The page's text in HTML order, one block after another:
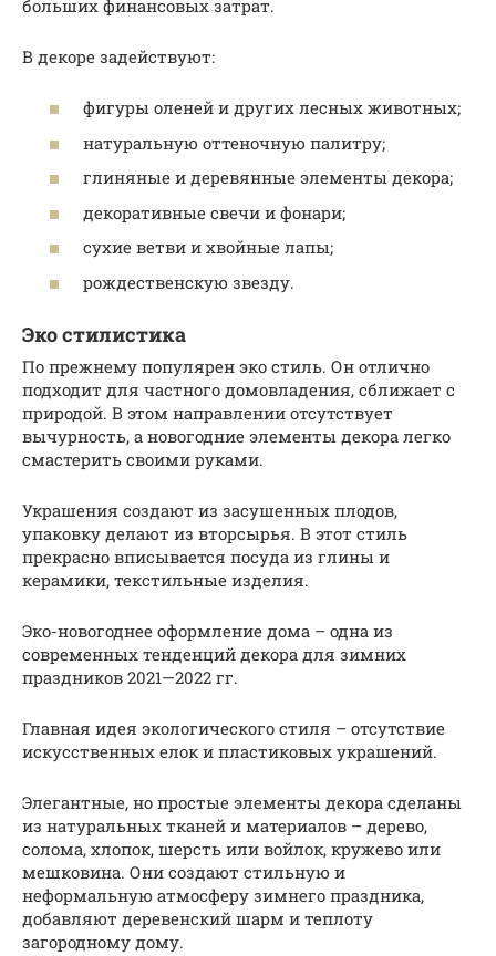
больших финансовых затрат.
В декоре задействуют:
фигуры оленей и других лесных животных;
натуральную оттеночную палитру;
глиняные и деревянные элементы декора;
декоративные свечи и фонари;
сухие ветви и хвойные лапы;
рождественскую звезду.
Эко стилистика
По прежнему популярен эко стиль. Он отлично
подходит для частного домовладения, сближает с
природой. В этом направлении отсутствует
вычурность, а новогодние элементы декора легко
смастерить своими руками.
Украшения создают из засушенных плодов,
упаковку делают из вторсырья. В этот стиль
прекрасно вписывается посуда из глины и
керамики, текстильные изделия.
Эко-новогоднее оформление дома – одна из
современных тенденций декора для зимних
праздников 2021—2022 гг.
Главная идея экологического стиля – отсутствие
искусственных елок и пластиковых украшений.
Элегантные, но простые элементы декора сделаны
из натуральных тканей и материалов – дерево,
солома, хлопок, шерсть или войлок, кружево или
мешковина. Они создают стильную и
неформальную атмосферу зимнего праздника,
добавляют деревенский шарм и теплоту
загородному дому.